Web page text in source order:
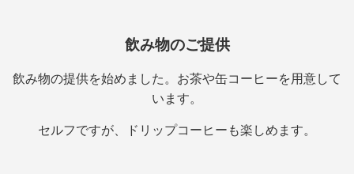
飲み物のご提供
飲み物の提供を始めました。お茶や缶コーヒーを用意して
います。
セルフですが、ドリップコーヒーも楽しめます。